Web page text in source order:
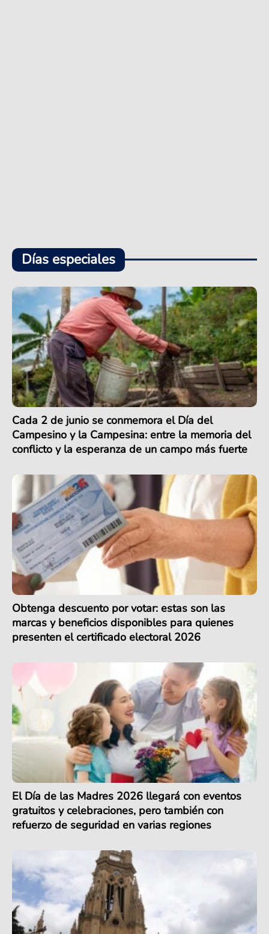
Días especiales
Cada 2 de junio se conmemora el Día del
Campesino y la Campesina: entre la memoria del
conflicto y la esperanza de un campo más fuerte
Obtenga descuento por votar: estas son las
marcas y beneficios disponibles para quienes
presenten el certificado electoral 2026
El Día de las Madres 2026 llegará con eventos
gratuitos y celebraciones, pero también con
refuerzo de seguridad en varias regiones